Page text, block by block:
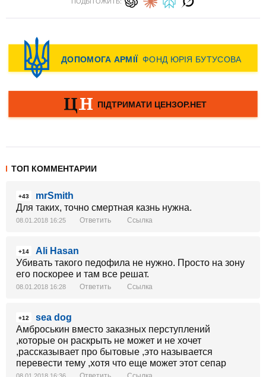
ТОП КОММЕНТАРИИ
+43
mrSmith
Для таких, точно смертная казнь нужна.
08.01.2018 16:25 Ответить Ссылка
+14
Ali Hasan
Убивать такого педофила не нужно. Просто на зону
его поскорее и там все решат.
08.01.2018 16:28 Ответить Ссылка
+12
sea dog
Амброськин вместо заказных перступлений
,которые он раскрыть не может и не хочет
,рассказывает про бытовые ,это называется
перевести тему ,хотя что еще может этот сепар